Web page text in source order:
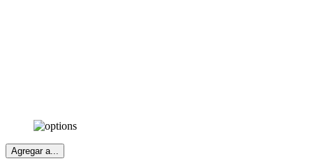
Agregar a...